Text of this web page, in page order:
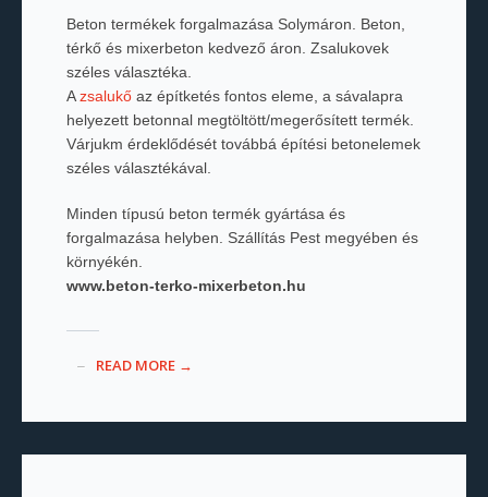
Beton termékek forgalmazása Solymáron. Beton,
térkő és mixerbeton kedvező áron. Zsalukovek
széles választéka.
Azsalukőaz építketés fontos eleme, a sávalapra
helyezett betonnal megtöltött/megerősített termék.
Várjukm érdeklődését továbbá építési betonelemek
széles választékával.
Minden típusú beton termék gyártása és
forgalmazása helyben. Szállítás Pest megyében és
környékén.
www.beton-terko-mixerbeton.hu
READ MORE →